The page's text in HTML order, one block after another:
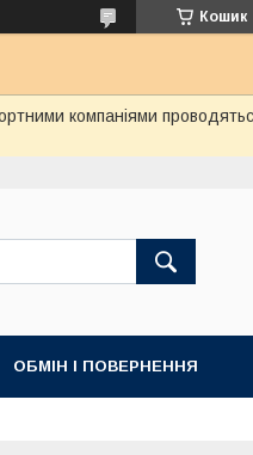
Кошик
компаніями
ОБМІН І ПОВЕРНЕННЯ